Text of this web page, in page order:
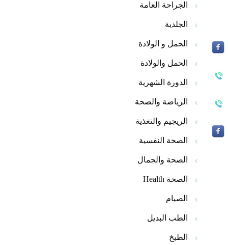
الجراحة العامة
الجلدية
الحمل و الولادة
الحمل والولادة
الدورة الشهرية
الرياضة والصحة
الريجيم والتغذية
الصحة النفسية
الصحة والجمال
الصحة Health
الصيام
الطب البديل
الطبخ